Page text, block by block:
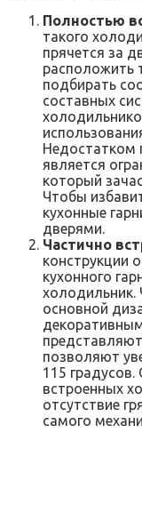
Полностью
такого
прячется за
расположить
подбирать
составных
Недостатком
является
который
Чтобы
кухонные
дверями.
Частично
конструкции
кухонного
холодильник.
основной
позволяют
115
встроенных
отсутствие
самого